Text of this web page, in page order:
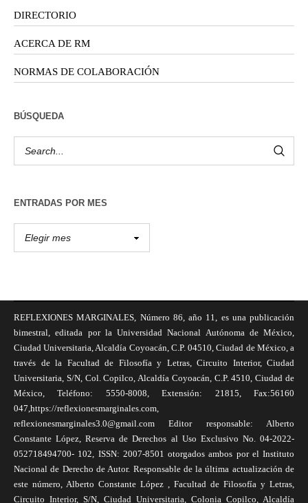
DIRECTORIO
ACERCA DE RM
NORMAS DE COLABORACIÓN
BÚSQUEDA
ENTRADAS POR MES
REFLEXIONES MARGINALES, Número 86, año 11, es una publicación
bimestral, editada por la Universidad Nacional Autónoma de México,
Ciudad Universitaria, Alcaldía Coyoacán, C.P. 04510, Ciudad de México, a
través de la Facultad de Filosofía y Letras, Circuito Interior, Ciudad
Universitaria, S/N, Col. Copilco, Alcaldía Coyoacán, C.P. 4510, Ciudad de
México, Teléfono: 5550-8008, Extensión: 21815, Fax:56160
047,https://reflexionesmarginales.com,
reflexionesmarginales3.0@gmail.com Editor responsable: Alberto
Constante López, Reserva de Derechos al Uso Exclusivo No. 04-2022-
052718494700- 102, ISSN: 2007-8501 otorgados ambos por el Instituto
Nacional de Derecho de Autor. Responsable de la última actualización de
este número, Alberto Constante López , Facultad de Filosofía y Letras,
Circuito Interior, S/N, Ciudad Universitaria, Colonia Copilco, Alcaldía